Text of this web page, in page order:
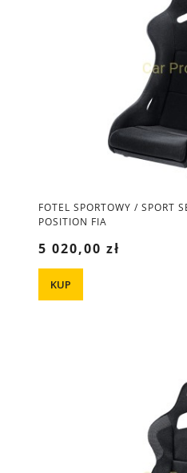
FOTEL SPORTOWY / SPORT
POSITION FIA
5 020,00 zł
KUP